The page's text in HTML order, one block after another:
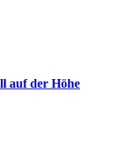
auf der Höhe